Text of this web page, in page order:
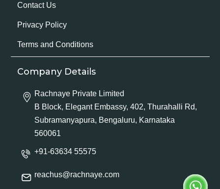
Contact Us
Privacy Policy
Terms and Conditions
Company Details
Rachnaye Private Limited
B Block, Elegant Embassy, 402, Thurahalli Rd,
Subramanyapura, Bengaluru, Karnataka
560061
+91-63634 55575
reachus@rachnaye.com